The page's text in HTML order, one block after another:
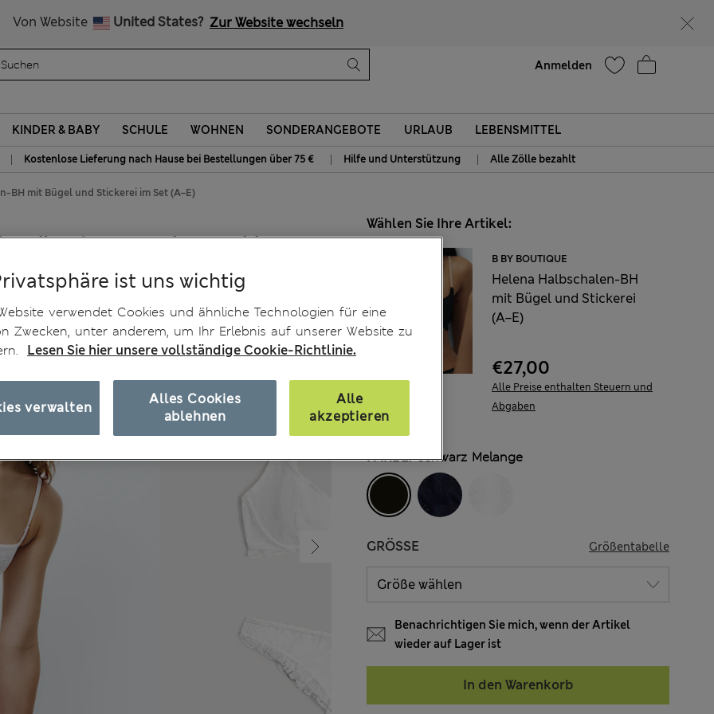
Von Website United States? Zur Website wechseln
Anmelden
KINDER & BABY SCHULE WOHNEN SONDERANGEBOTE URLAUB
LEBENSMITTEL
|
Kostenlose Lieferung nach Hause bei Bestellungen über 75 € | Hilfe und Unterstützung | Alle Zölle bezahlt
BH mit Bügel und Stickerei im Set (A–E)
Bügel und Stickerei im Set
Wählen Sie Ihre Artikel:
B BY BOUTIQUE
Helena Halbschalen-BH
mit Bügel und Stickerei
(A–E)
€27,00
Alle Preise enthalten Steuern und
Abgaben
FARBE: Schwarz Melange
GRÖSSE Größentabelle
Benachrichtigen Sie mich, wenn der Artikel
wieder auf Lager ist
In den Warenkorb
ist uns wichtig
verwendet Cookies und ähnliche Technologien für eine
Zwecken, unter anderem, um Ihr Erlebnis auf unserer Website zu
Lesen Sie hier unsere vollständige Cookie-Richtlinie.
Alles Cookies
ablehnen
Alle
akzeptieren
verwalten